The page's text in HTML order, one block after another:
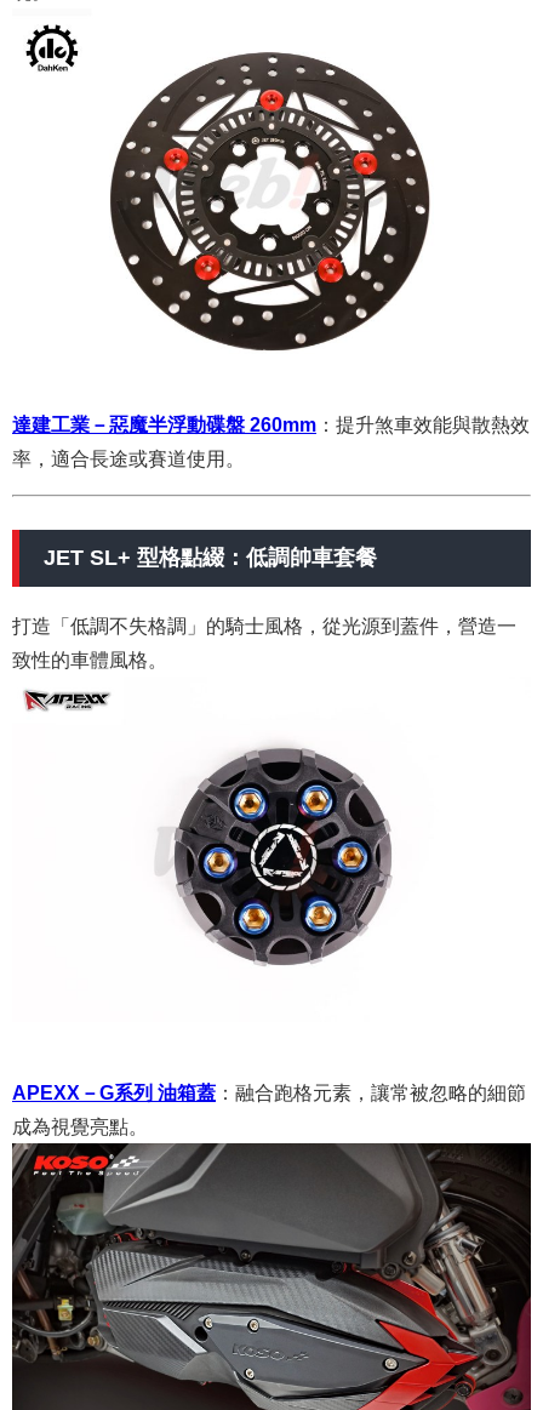
達建工業－惡魔半浮動碟盤 260mm ： 提升煞車效能與散熱效
率，適合長途或賽道使用。
JET SL+ 型格點綴：低調帥車套餐
打造「低調不失格調」的騎士風格，從光源到蓋件，營造一
致性的車體風格。
APEXX－G系列 油箱蓋 ： 融合跑格元素，讓常被忽略的細節
成為視覺亮點。